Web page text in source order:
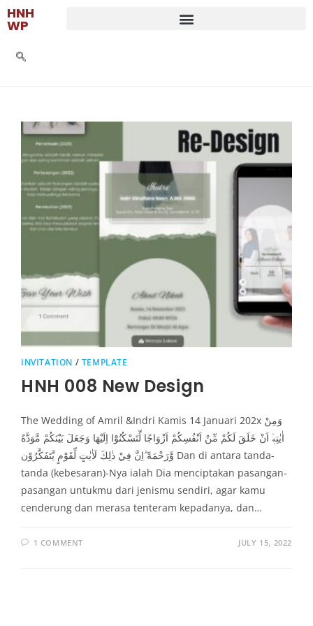
HNH
WP
INVITATION / TEMPLATE
HNH 008 New Design
The Wedding of Amril &Indri Kamis 14 Januari 202x وَمِنْ
اٰيٰتِهٖٓ اَنْ خَلَقَ لَكُمْ مِّنْ اَنْفُسِكُمْ اَزْوَاجًا لِّتَسْكُنُوْٓا اِلَيْهَا وَجَعَلَ بَيْنَكُمْ مَّوَدَّةً
وَّرَحْمَةً ۗاِنَّ فِيْ ذٰلِكَ لَاٰيٰتٍ لِّقَوْمٍ يَّتَفَكَّرُوْن Dan di antara tanda-
tanda (kebesaran)-Nya ialah Dia menciptakan pasangan-
pasangan untukmu dari jenismu sendiri, agar kamu
cenderung dan merasa tenteram kepadanya, dan…
1 COMMENT JULY 15, 2022